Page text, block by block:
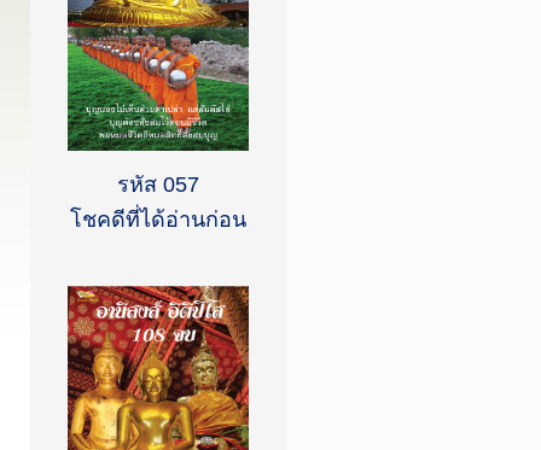
รหัส 057
โชคดีที่ได้อ่านก่อน